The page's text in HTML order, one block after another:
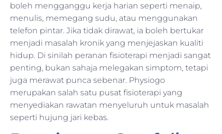
boleh mengganggu kerja harian seperti menaip,
menulis, memegang sudu, atau menggunakan
telefon pintar. Jika tidak dirawat, ia boleh bertukar
menjadi masalah kronik yang menjejaskan kualiti
hidup. Di sinilah peranan fisioterapi menjadi sangat
penting, bukan sahaja melegakan simptom, tetapi
juga merawat punca sebenar. Physiogo
merupakan salah satu pusat fisioterapi yang
menyediakan rawatan menyeluruh untuk masalah
seperti hujung jari kebas.